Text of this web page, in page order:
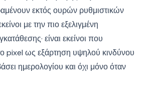
εκτός ουρών ρυθμιστικών
με την πιο εξελιγμένη
είναι εκείνοι που
pixel ως εξάρτηση υψηλού κινδύνου
ημερολογίου και όχι μόνο όταν